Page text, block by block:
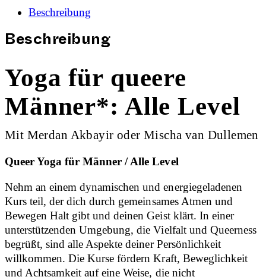
Beschreibung
Beschreibung
Yoga für queere
Männer*: Alle Level
Mit Merdan Akbayir oder Mischa van Dullemen
Queer Yoga für Männer / Alle Level
Nehm an einem dynamischen und energiegeladenen
Kurs teil, der dich durch gemeinsames Atmen und
Bewegen Halt gibt und deinen Geist klärt. In einer
unterstützenden Umgebung, die Vielfalt und Queerness
begrüßt, sind alle Aspekte deiner Persönlichkeit
willkommen. Die Kurse fördern Kraft, Beweglichkeit
und Achtsamkeit auf eine Weise, die nicht